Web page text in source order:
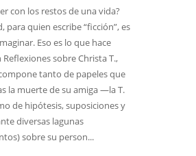
con los restos de una vida?
para quien escribe “ficción”, es
Eso es lo que hace
sobre Christa T.,
tanto de papeles que
la muerte de su amiga —la T.
de hipótesis, suposiciones y
diversas lagunas
sobre su person...